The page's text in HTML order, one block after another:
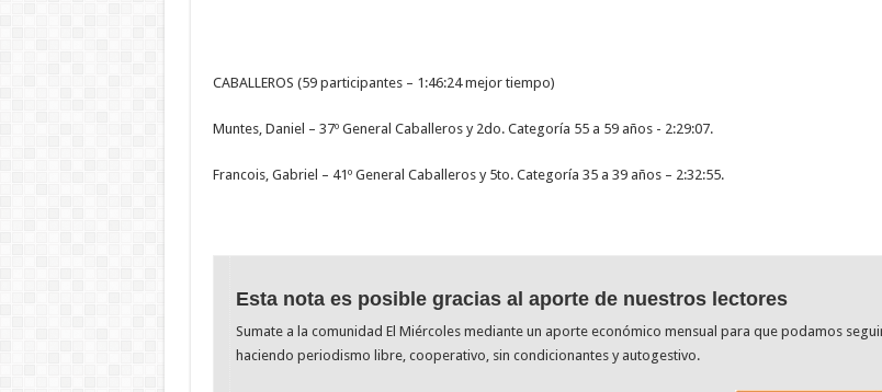
CABALLEROS (59 participantes – 1:46:24 mejor tiempo)
Muntes, Daniel – 37º General Caballeros y 2do. Categoría 55 a 59 años - 2:29:07.
Francois, Gabriel – 41º General Caballeros y 5to. Categoría 35 a 39 años – 2:32:55.
Esta nota es posible gracias al aporte de nuestros lectores
Sumate a la comunidad El Miércoles mediante un aporte económico mensual para que podamos
haciendo periodismo libre, cooperativo, sin condicionantes y autogestivo.